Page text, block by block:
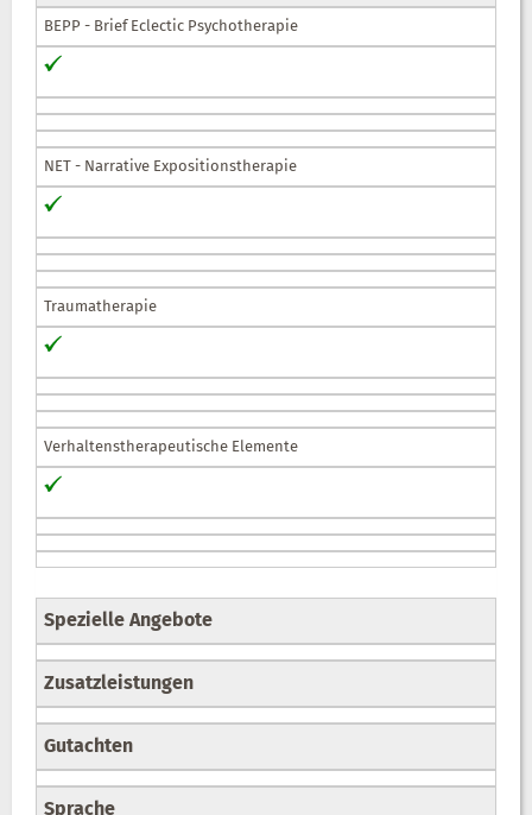
BEPP - Brief Eclectic Psychotherapie
NET - Narrative Expositionstherapie
Traumatherapie
Verhaltenstherapeutische Elemente
Spezielle Angebote
Zusatzleistungen
Gutachten